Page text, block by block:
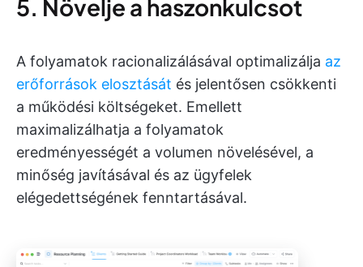
5. Növelje a haszonkulcsot
A folyamatok racionalizálásával optimalizálja az
erőforrások elosztását és jelentősen csökkenti
a működési költségeket. Emellett
maximalizálhatja a folyamatok
eredményességét a volumen növelésével, a
minőség javításával és az ügyfelek
elégedettségének fenntartásával.